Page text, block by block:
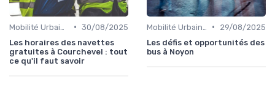
• 30/08/2025
Les horaires des navettes
gratuites à Courchevel : tout
ce qu'il faut savoir
•
29/08/2025
Les défis et opportunités des
bus à Noyon